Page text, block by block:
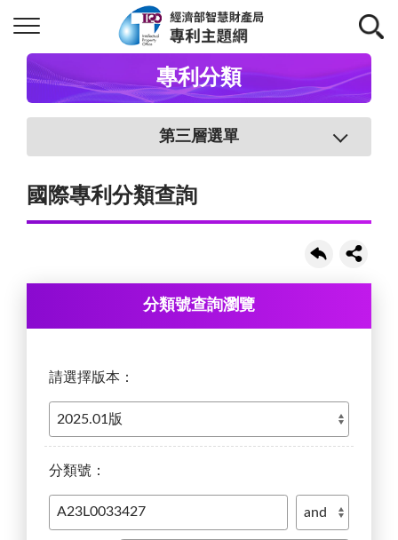
專利分類
第三層選單
國際專利分類查詢
分類號查詢瀏覽
請選擇版本：
分類號：